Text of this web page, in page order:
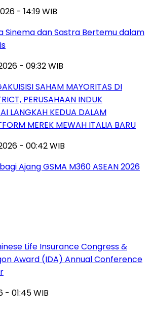
- 14:19 WIB
Sinema dan Sastra Bertemu dalam
- 09:32 WIB
SAHAM MAYORITAS DI
PERUSAHAAN INDUK
LANGKAH KEDUA DALAM
MEREK MEWAH ITALIA BARU
- 00:42 WIB
Ajang GSMA M360 ASEAN 2026
Life Insurance Congress &
Award (IDA) Annual Conference
- 01:45 WIB